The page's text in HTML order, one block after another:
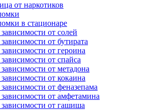
от наркотиков
в стационаре
от солей
от бутирата
от героина
от спайса
от метадона
от кокаина
от феназепама
от амфетамина
от гашиша